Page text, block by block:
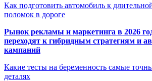
Как подготовить автомобиль к
поломок в дороге
Рынок рекламы и маркетинга в 2026
переходят к гибридным стратегиям и
кампаний
Какие тесты на беременность самые
деталях